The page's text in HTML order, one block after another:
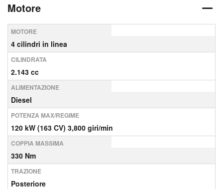
Motore
MOTORE
4 cilindri in linea
CILINDRATA
2.143 cc
ALIMENTAZIONE
Diesel
POTENZA MAX/REGIME
120 kW (163 CV) 3,800 giri/min
COPPIA MASSIMA
330 Nm
TRAZIONE
Posteriore